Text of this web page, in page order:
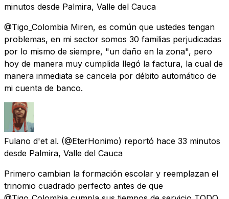
minutos desde Palmira, Valle del Cauca
@Tigo_Colombia Miren, es común que ustedes tengan
problemas, en mi sector somos 30 familias perjudicadas
por lo mismo de siempre, "un daño en la zona", pero
hoy de manera muy cumplida llegó la factura, la cual de
manera inmediata se cancela por débito automático de
mi cuenta de banco.
Fulano d'et al. (@EterHonimo) reportó hace 33 minutos
desde Palmira, Valle del Cauca
Primero cambian la formación escolar y reemplazan el
trinomio cuadrado perfecto antes de que